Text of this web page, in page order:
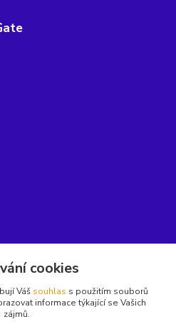
cookies
Váš souhlas s použitím souborů
informace týkající se Vašich
zájmů.